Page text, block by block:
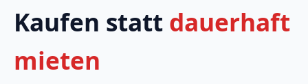
Kaufen statt dauerhaft
mieten